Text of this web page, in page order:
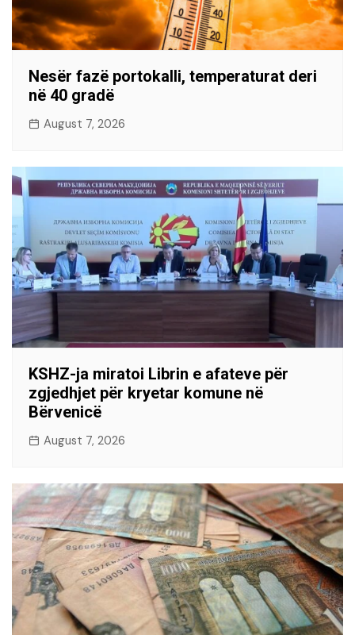
Nesër fazë portokalli, temperaturat deri
në 40 gradë
August 7, 2026
KSHZ-ja miratoi Librin e afateve për
zgjedhjet për kryetar komune në
Bërvenicë
August 7, 2026